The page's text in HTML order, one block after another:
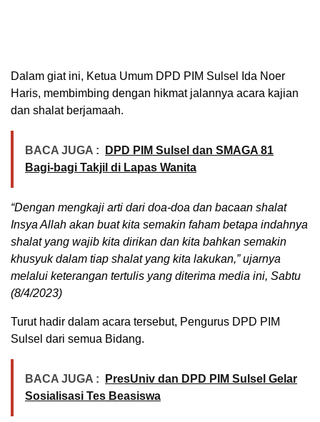
Dalam giat ini, Ketua Umum DPD PIM Sulsel Ida Noer
Haris, membimbing dengan hikmat jalannya acara kajian
dan shalat berjamaah.
BACA JUGA :
DPD PIM Sulsel dan SMAGA 81
Bagi-bagi Takjil di Lapas Wanita
“Dengan mengkaji arti dari doa-doa dan bacaan shalat
Insya Allah akan buat kita semakin faham betapa indahnya
shalat yang wajib kita dirikan dan kita bahkan semakin
khusyuk dalam tiap shalat yang kita lakukan,” ujarnya
melalui keterangan tertulis yang diterima media ini, Sabtu
(8/4/2023)
Turut hadir dalam acara tersebut, Pengurus DPD PIM
Sulsel dari semua Bidang.
BACA JUGA :
PresUniv dan DPD PIM Sulsel Gelar
Sosialisasi Tes Beasiswa